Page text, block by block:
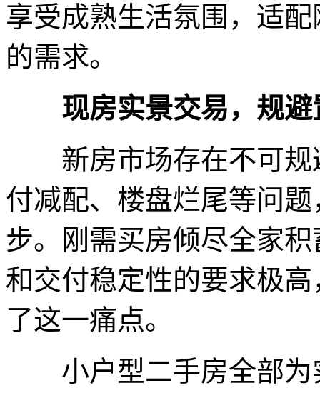
享受成熟生活氛围，适
的需求。
现房实景交易，规
新房市场存在不可规
付减配、楼盘烂尾等问
步。刚需买房倾尽全家
和交付稳定性的要求极
了这一痛点。
小户型二手房全部为